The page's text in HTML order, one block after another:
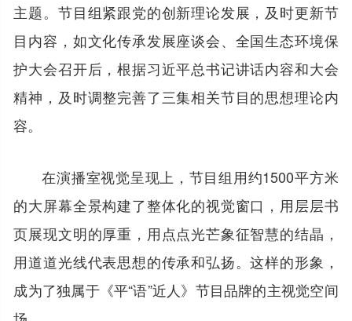
主题。节目组紧跟党的创新理论发展，及时更新节
目内容，如文化传承发展座谈会、全国生态环境保
护大会召开后，根据习近平总书记讲话内容和大会
精神，及时调整完善了三集相关节目的思想理论内
容。
在演播室视觉呈现上，节目组用约1500平方米
的大屏幕全景构建了整体化的视觉窗口，用层层书
页展现文明的厚重，用点点光芒象征智慧的结晶，
用道道光线代表思想的传承和弘扬。这样的形象，
成为了独属于《平“语”近人》节目品牌的主视觉空间